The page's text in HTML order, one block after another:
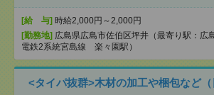
[給 与] 時給2,000円～2,000円
[勤務地] 広島県広島市佐伯区坪井（最寄り駅：広
電鉄2系統宮島線 楽々園駅）
<タイパ抜群>木材の加工や梱包など